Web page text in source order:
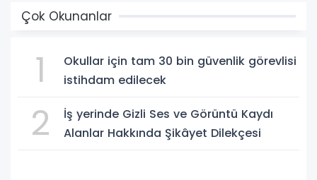
Çok Okunanlar
1
Okullar için tam 30 bin güvenlik görevlisi
istihdam edilecek
2
İş yerinde Gizli Ses ve Görüntü Kaydı
Alanlar Hakkında Şikâyet Dilekçesi